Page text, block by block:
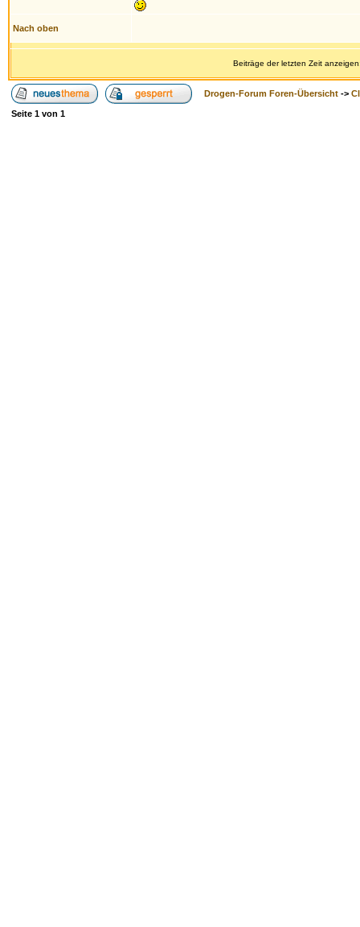
Nach oben
Beiträge der letzten Zeit
Drogen-Forum Foren-Übersicht ->
Seite 1 von 1